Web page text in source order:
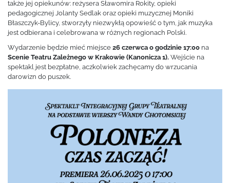
także jej opiekunów: reżysera Sławomira Rokity, opieki
pedagogicznej Jolanty Sedlak oraz opieki muzycznej Moniki
Błaszczyk-Bylicy, stworzyły niezwykłą opowieść o tym, jak muzyka
jest odbierana i celebrowana w różnych regionach Polski.
Wydarzenie będzie mieć miejsce 26 czerwca o godzinie 17:00 na
Scenie Teatru Zależnego w Krakowie (Kanonicza 1). Wejście na
spektakl jest bezpłatne, aczkolwiek zachęcamy do wrzucania
darowizn do puszek.